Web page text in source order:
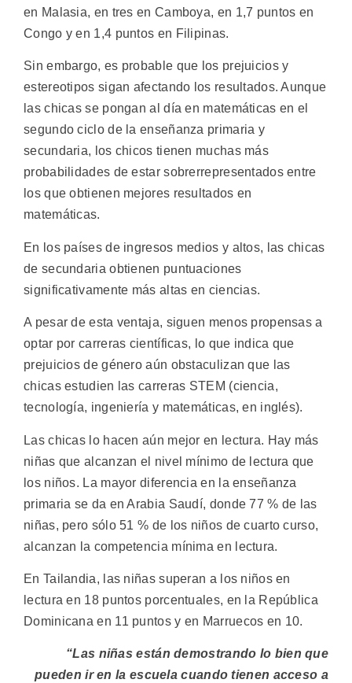
en Malasia, en tres en Camboya, en 1,7 puntos en
Congo y en 1,4 puntos en Filipinas.
Sin embargo, es probable que los prejuicios y
estereotipos sigan afectando los resultados. Aunque
las chicas se pongan al día en matemáticas en el
segundo ciclo de la enseñanza primaria y
secundaria, los chicos tienen muchas más
probabilidades de estar sobrerrepresentados entre
los que obtienen mejores resultados en
matemáticas.
En los países de ingresos medios y altos, las chicas
de secundaria obtienen puntuaciones
significativamente más altas en ciencias.
A pesar de esta ventaja, siguen menos propensas a
optar por carreras científicas, lo que indica que
prejuicios de género aún obstaculizan que las
chicas estudien las carreras STEM (ciencia,
tecnología, ingeniería y matemáticas, en inglés).
Las chicas lo hacen aún mejor en lectura. Hay más
niñas que alcanzan el nivel mínimo de lectura que
los niños. La mayor diferencia en la enseñanza
primaria se da en Arabia Saudí, donde 77 % de las
niñas, pero sólo 51 % de los niños de cuarto curso,
alcanzan la competencia mínima en lectura.
En Tailandia, las niñas superan a los niños en
lectura en 18 puntos porcentuales, en la República
Dominicana en 11 puntos y en Marruecos en 10.
“Las niñas están demostrando lo bien que
pueden ir en la escuela cuando tienen acceso a